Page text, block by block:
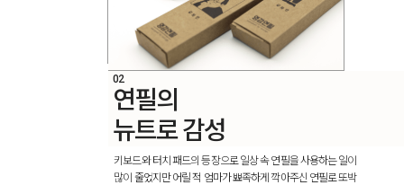
02
연필의
뉴트로감성
키보드와 터치 패드의 등장으로 일상 속 연필을 사용하는 일이
많이 줄었지만어릴 적 엄마가 뾰족하게 깍아주신 연필로 또박